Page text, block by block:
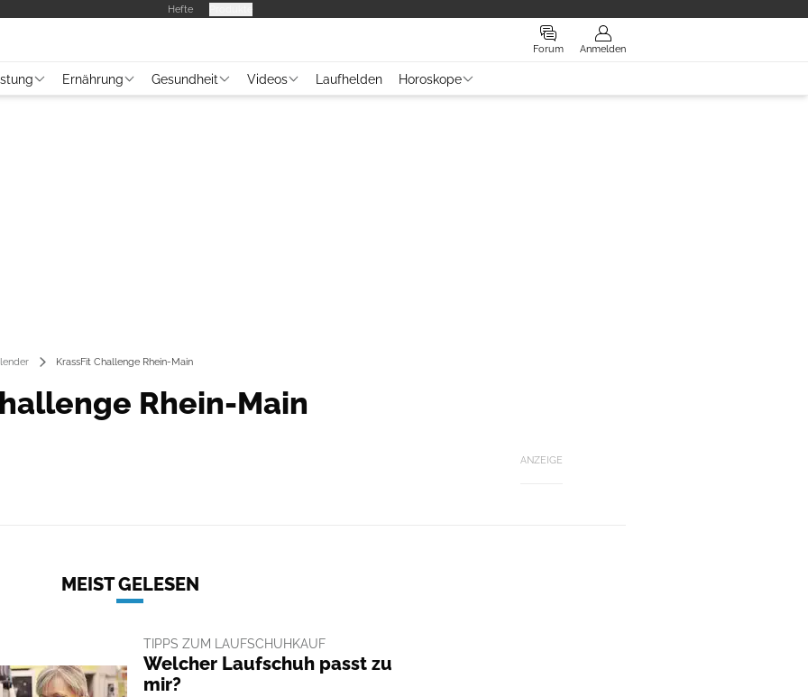
Hefte
Forum Anmelden
Ernährung Gesundheit Videos Laufhelden Horoskope
KrassFit Challenge Rhein-Main
Rhein-Main
ANZEIGE
MEIST GELESEN
TIPPS ZUM LAUFSCHUHKAUF
Welcher Laufschuh passt zu
mir?